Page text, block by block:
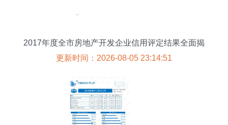
2017年度全市房地产开发企业信用评定结果全面揭
晓，推动行业诚信体系升级
更新时间：2026-08-05 23:14:51